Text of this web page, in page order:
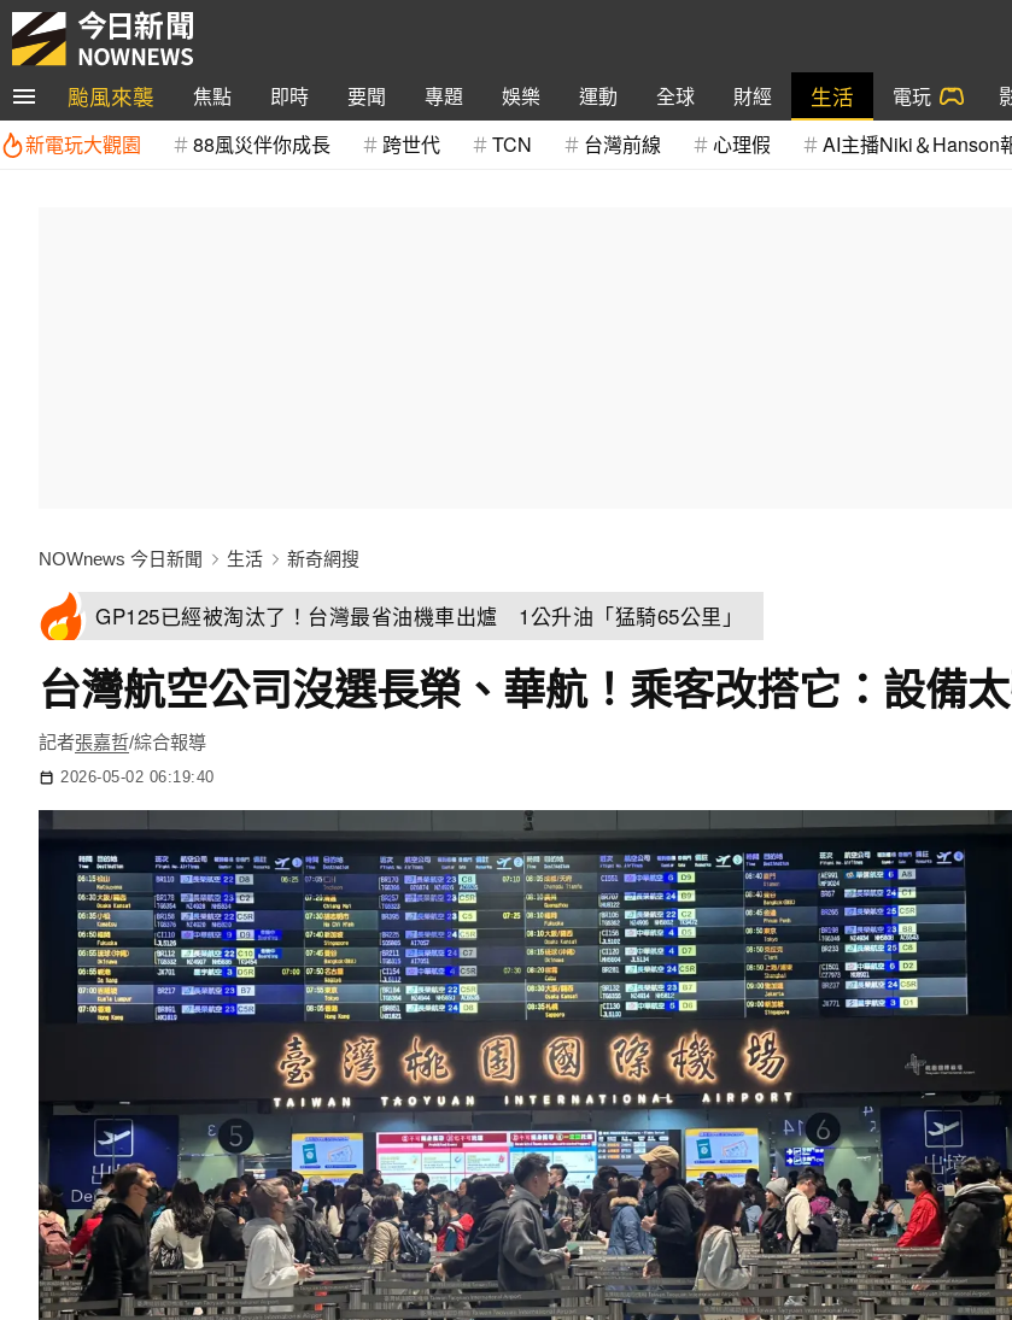
颱風來襲 焦點 即時 要聞 專題 娛樂 運動 全球 財經 生活 電玩
新電玩大觀園
88風災伴你成長 跨世代 TCN 台灣前線 心理假 AI主播Niki＆Hanson
NOWnews 今日新聞 生活 新奇網搜
GP125已經被淘汰了！台灣最省油機車出爐 1公升油「猛騎65公里」
台灣航空公司沒選長榮、華航！乘客改搭它：設備
記者張嘉哲/綜合報導
2026-05-02 06:19:40